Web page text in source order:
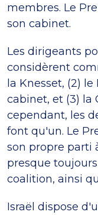
membres. Le
son cabinet.
Les dirigeants
considèrent
la Knesset, (2)
cabinet, et (3) la
cependant, les
font qu'un. Le
son propre parti
presque
coalition, ainsi
Israël dispose